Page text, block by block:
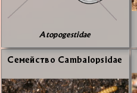
Atopogestidae
Се­мей­ство Cambalopsidae